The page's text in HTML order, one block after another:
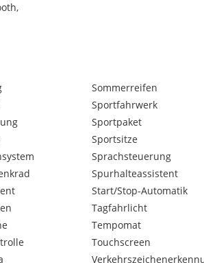
Sommerreifen
Sportfahrwerk
Sportpaket
Sportsitze
Sprachsteuerung
Spurhalteassistent
Start/Stop-Automatik
Tagfahrlicht
Tempomat
Touchscreen